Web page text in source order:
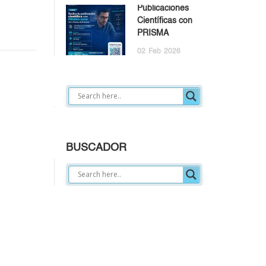
Publicaciones
Científicas con
PRISMA
02 Feb 2026
BUSCADOR